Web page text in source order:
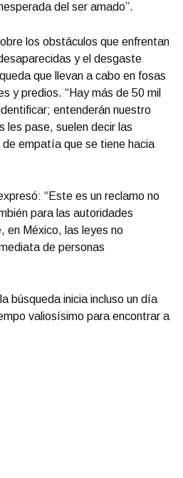
del ser amado”.
los obstáculos que enfrentan
y el desgaste
que llevan a cabo en fosas
y predios. “Hay más de 50 mil
entenderán nuestro
les pase, suelen decir las
empatía que se tiene hacia
“Este es un reclamo no
para las autoridades
en México, las leyes no
de personas
búsqueda inicia incluso un día
valiosísimo para encontrar a